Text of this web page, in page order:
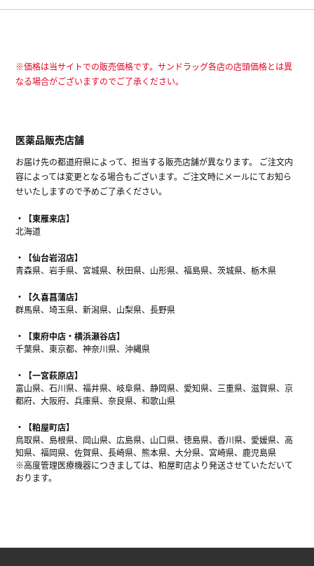
※価格は当サイトでの販売価格です。サンドラッグ各店の店頭価格とは異
なる場合がございますのでご了承ください。
医薬品販売店舗
お届け先の都道府県によって、担当する販売店舗が異なります。 ご注文内
容によっては変更となる場合もございます。ご注文時にメールにてお知ら
せいたしますので予めご了承ください。
【東雁来店】
北海道
【仙台岩沼店】
青森県、岩手県、宮城県、秋田県、山形県、福島県、茨城県、栃木県
【久喜菖蒲店】
群馬県、埼玉県、新潟県、山梨県、長野県
【東府中店・横浜瀬谷店】
千葉県、東京都、神奈川県、沖縄県
【一宮萩原店】
富山県、石川県、福井県、岐阜県、静岡県、愛知県、三重県、滋賀県、京
都府、大阪府、兵庫県、奈良県、和歌山県
【粕屋町店】
鳥取県、島根県、岡山県、広島県、山口県、徳島県、香川県、愛媛県、高
知県、福岡県、佐賀県、長崎県、熊本県、大分県、宮崎県、鹿児島県
※高度管理医療機器につきましては、粕屋町店より発送させていただいて
おります。